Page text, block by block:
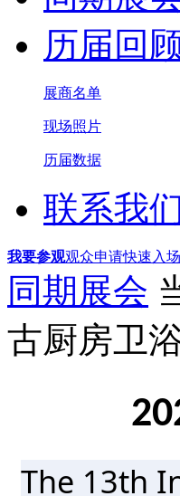
历届回
展商名单
现场照片
历届数据
联系我们
我要参观观众申请快速入场
同期展会
古厨房卫
The 13th